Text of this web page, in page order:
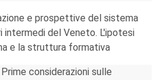
e prospettive del sistema
intermedi del Veneto. L'ipotesi
e la struttura formativa
considerazioni sulle